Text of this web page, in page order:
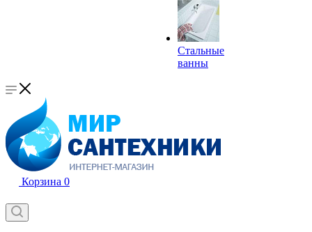
Стальные
ванны
Корзина 0